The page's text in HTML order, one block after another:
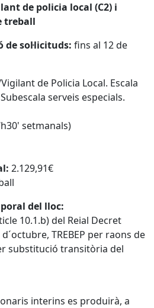
de policia local (C2) i
treball
sol·licituds: fins al 12 de
de Policia Local. Escala
serveis especials.
setmanals)
2.129,91€
del lloc:
10.1.b) del Reial Decret
TREBEP per raons de
substitució transitòria del
interins es produirà, a